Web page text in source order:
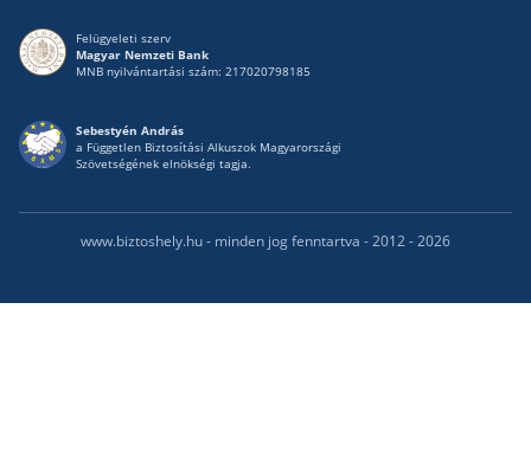
Felügyeleti szerv
Magyar Nemzeti Bank
MNB nyilvántartási szám: 217020798185
Sebestyén András
a Független Biztosítási Alkuszok Magyarországi
Szövetségének elnökségi tagja.
www.biztoshely.hu - minden jog fenntartva - 2012 - 2026